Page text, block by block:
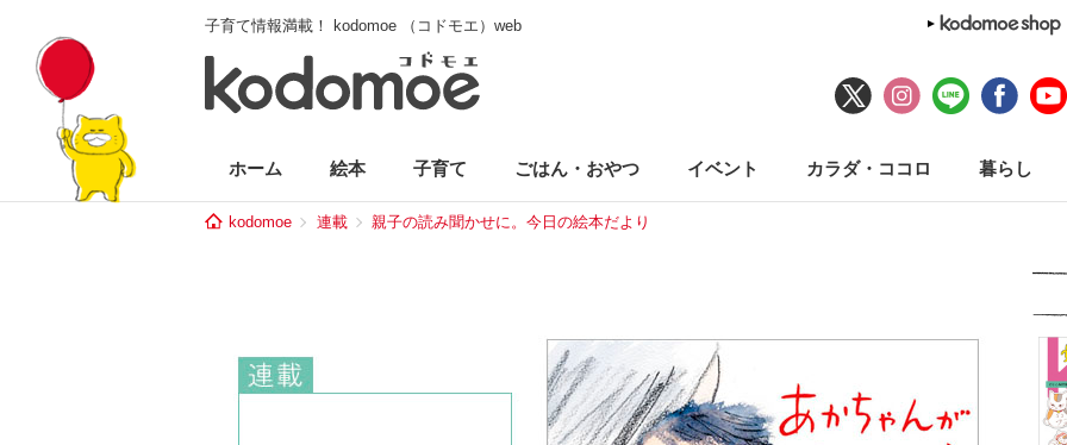
子育て情報満載！ kodomoe （コドモエ）web
ホーム 絵本 子育て ごはん・おやつ イベント カラダ・ココロ 暮らし
kodomoe 連載 親子の読み聞かせに。今日の絵本だより